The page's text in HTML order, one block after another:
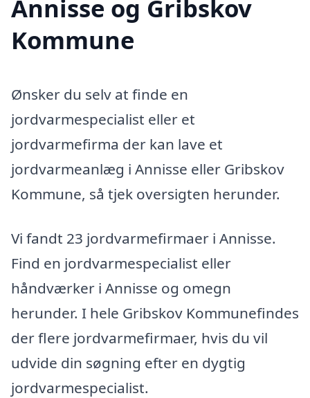
Annisse og Gribskov
Kommune
Ønsker du selv at finde en
jordvarmespecialist eller et
jordvarmefirma der kan lave et
jordvarmeanlæg i Annisse eller Gribskov
Kommune, så tjek oversigten herunder.
Vi fandt 23 jordvarmefirmaer i Annisse.
Find en jordvarmespecialist eller
håndværker i Annisse og omegn
herunder. I hele Gribskov Kommunefindes
der flere jordvarmefirmaer, hvis du vil
udvide din søgning efter en dygtig
jordvarmespecialist.